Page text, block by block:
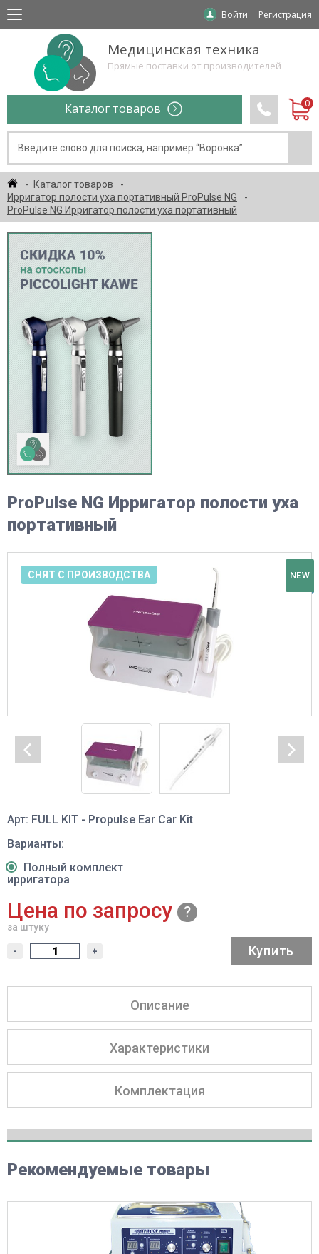
Войти Регистрация
Медицинская техника
Прямые поставки от производителей
Каталог товаров
Каталог товаров
Ирригатор полости уха портативный ProPulse NG
ProPulse NG Ирригатор полости уха портативный
ProPulse NG Ирригатор полости уха
портативный
СНЯТ С ПРОИЗВОДСТВА NEW
Арт: FULL KIT - Propulse Ear Car Kit
Варианты:
Полный комплект
ирригатора
Цена по запросу
за штуку
- + Купить
Описание
Характеристики
Комплектация
Рекомендуемые товары